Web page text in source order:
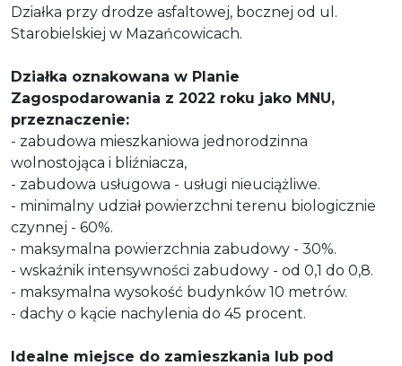
Działka przy drodze asfaltowej, bocznej od ul.
Starobielskiej w Mazańcowicach.
Działka oznakowana w Planie
Zagospodarowania z 2022 roku jako MNU,
przeznaczenie:
- zabudowa mieszkaniowa jednorodzinna
wolnostojąca i bliźniacza,
- zabudowa usługowa - usługi nieuciążliwe.
- minimalny udział powierzchni terenu biologicznie
czynnej - 60%.
- maksymalna powierzchnia zabudowy - 30%.
- wskaźnik intensywności zabudowy - od 0,1 do 0,8.
- maksymalna wysokość budynków 10 metrów.
- dachy o kącie nachylenia do 45 procent.
Idealne miejsce do zamieszkania lub pod